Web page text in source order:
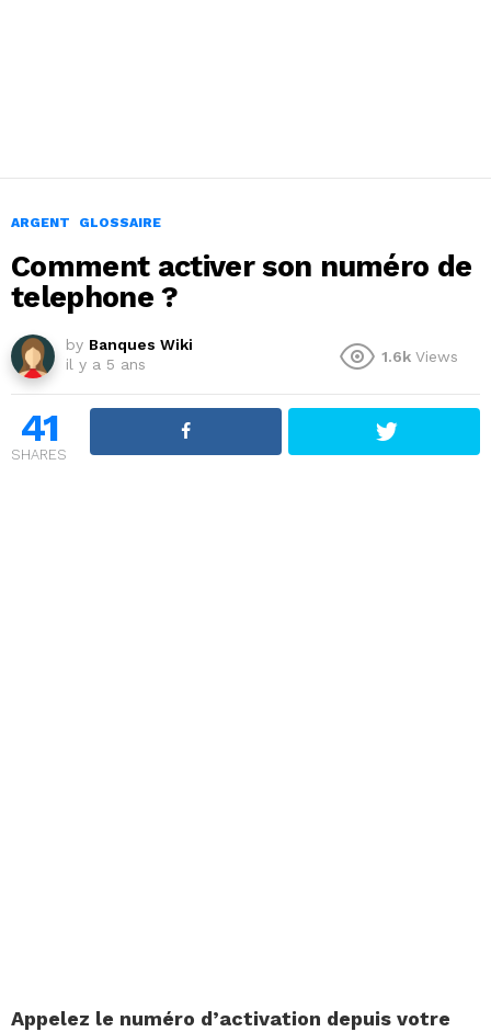
ARGENT GLOSSAIRE
Comment activer son numéro de
telephone ?
by Banques Wiki
il y a 5 ans
1.6k Views
41
SHARES
Appelez le numéro d’activation depuis votre